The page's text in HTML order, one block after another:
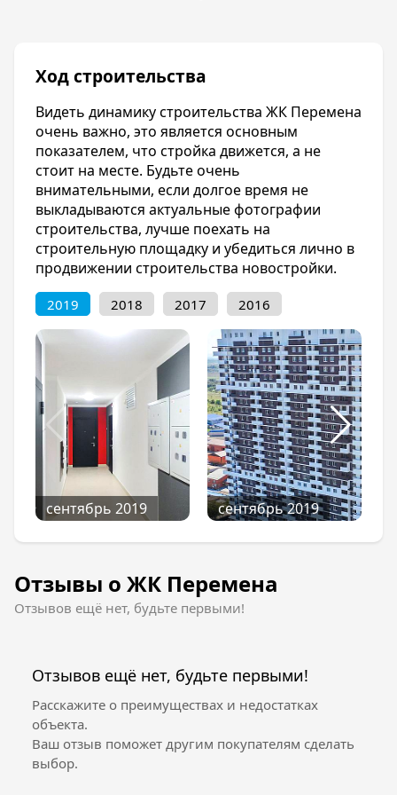
№43, 102а, 129а, 171, 171а, 181а, 401
Маршрутные такси №60, 61, 77, 141а, 161а,
189а
Благоустройство
Территория ЖК будет закрытая и охраняемая,
с видеонаблюдением, в фойе – консьерж. В
каждом подъезде будут современные
бесшумные и безопасные лифты. К тому же
автомобилистам придется по душе
возможность оставить авто на крытой или
открытой парковке.
Отделка квартир
Пред чистовая отделка квартир. ЖК Перемена
представлен огромный выбор
планировочных решений на любой вкус и
бюджет. Комфорт жилья создается не за счет
дорогостоящих квадратных метров, а
благодаря тщательно спланированному
пространству одно-, двух-, трехкомнатных
квартир, а также студий. Всего в жилом
комплексе насчитывается 610 квартир.
Ход строительства
Видеть динамику строительства ЖК Перемена
очень важно, это является основным
показателем, что стройка движется, а не
стоит на месте. Будьте очень
внимательными, если долгое время не
выкладываются актуальные фотографии
строительства, лучше поехать на
строительную площадку и убедиться лично в
продвижении строительства новостройки.
2019 2018 2017 2016
сентябрь 2019 сентябрь 2019
Отзывы о ЖК Перемена
Отзывов ещё нет, будьте первыми!
Отзывов ещё нет, будьте первыми!
Расскажите о преимуществах и недостатках
объекта.
Ваш отзыв поможет другим покупателям сделать
выбор.